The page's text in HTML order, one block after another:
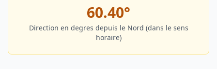
60.40°
Direction en degres depuis le Nord (dans le sens
horaire)